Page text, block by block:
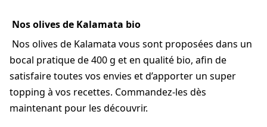
Nos olives de Kalamata bio
Nos olives de Kalamata vous sont proposées dans un
bocal pratique de 400 g et en qualité bio, afin de
satisfaire toutes vos envies et d’apporter un super
topping à vos recettes. Commandez-les dès
maintenant pour les découvrir.